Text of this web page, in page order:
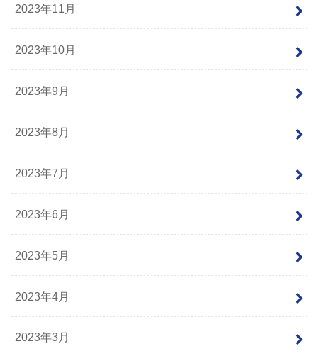
2023年11月
2023年10月
2023年9月
2023年8月
2023年7月
2023年6月
2023年5月
2023年4月
2023年3月